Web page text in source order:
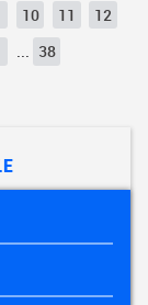
10 11
12
... 38